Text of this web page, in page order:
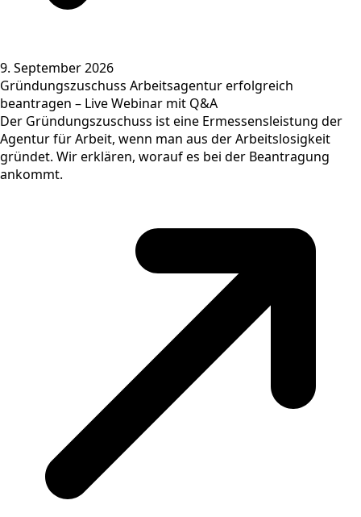
9. September 2026
Gründungszuschuss Arbeitsagentur erfolgreich
beantragen – Live Webinar mit Q&A
Der Gründungszuschuss ist eine Ermessensleistung der
Agentur für Arbeit, wenn man aus der Arbeitslosigkeit
gründet. Wir erklären, worauf es bei der Beantragung
ankommt.